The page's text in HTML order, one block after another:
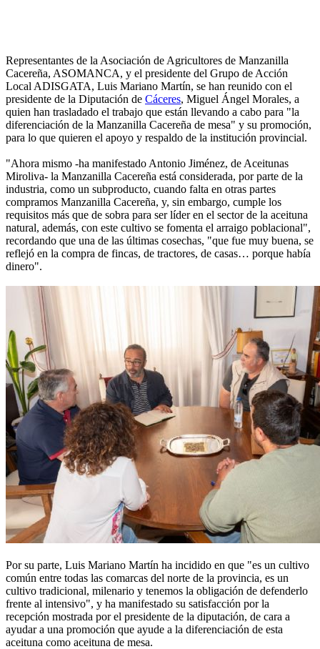
Representantes de la Asociación de Agricultores de Manzanilla
Cacereña, ASOMANCA, y el presidente del Grupo de Acción
Local ADISGATA, Luis Mariano Martín, se han reunido con el
presidente de la Diputación de Cáceres, Miguel Ángel Morales, a
quien han trasladado el trabajo que están llevando a cabo para "la
diferenciación de la Manzanilla Cacereña de mesa" y su promoción,
para lo que quieren el apoyo y respaldo de la institución provincial.
"Ahora mismo -ha manifestado Antonio Jiménez, de Aceitunas
Miroliva- la Manzanilla Cacereña está considerada, por parte de la
industria, como un subproducto, cuando falta en otras partes
compramos Manzanilla Cacereña, y, sin embargo, cumple los
requisitos más que de sobra para ser líder en el sector de la aceituna
natural, además, con este cultivo se fomenta el arraigo poblacional",
recordando que una de las últimas cosechas, "que fue muy buena, se
reflejó en la compra de fincas, de tractores, de casas… porque había
dinero".
Por su parte, Luis Mariano Martín ha incidido en que "es un cultivo
común entre todas las comarcas del norte de la provincia, es un
cultivo tradicional, milenario y tenemos la obligación de defenderlo
frente al intensivo", y ha manifestado su satisfacción por la
recepción mostrada por el presidente de la diputación, de cara a
ayudar a una promoción que ayude a la diferenciación de esta
aceituna como aceituna de mesa.